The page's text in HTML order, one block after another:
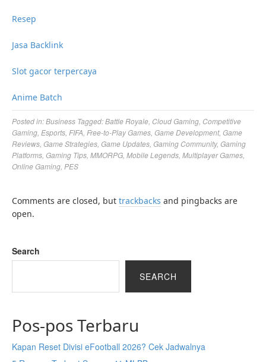
Resep
Jasa Backlink
Slot gacor terpercaya
Anime Batch
Posted in:Business Tagged:Battle Royale Cloud Gaming Competitive
Gaming Esports FIFA Free-to-Play Games Game Development, Game
Reviews Game Strategies Game Updates Gaming Community, Gaming
Platforms Gaming Tips MMORPG Mobile Legends Multiplayer Games
Online Gaming PES
Comments are closed, but trackbacks and pingbacks are
open.
Search
SEARCH
Pos-pos Terbaru
Kapan Reset Divisi eFootball 2026? Cek Jadwalnya